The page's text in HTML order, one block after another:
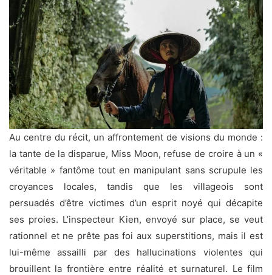
Au centre du récit, un affrontement de visions du monde :
la tante de la disparue, Miss Moon, refuse de croire à un «
véritable » fantôme tout en manipulant sans scrupule les
croyances locales, tandis que les villageois sont
persuadés d’être victimes d’un esprit noyé qui décapite
ses proies. L’inspecteur Kien, envoyé sur place, se veut
rationnel et ne prête pas foi aux superstitions, mais il est
lui-même assailli par des hallucinations violentes qui
brouillent la frontière entre réalité et surnaturel. Le film